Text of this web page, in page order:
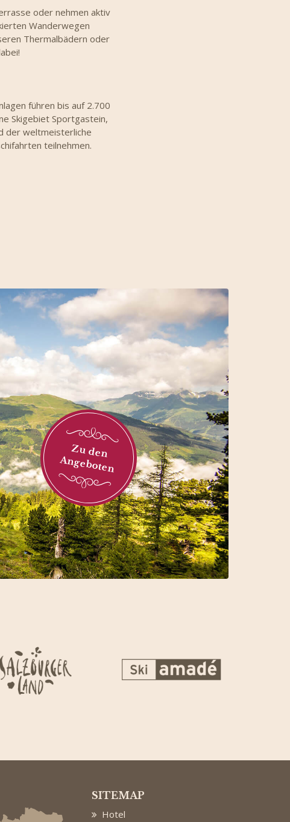
oder nehmen aktiv
Wanderwegen
Thermalbädern oder
führen bis auf 2.700
Skigebiet Sportgastein,
der weltmeisterliche
teilnehmen.
Zu den
Angeboten
SITEMAP
Hotel